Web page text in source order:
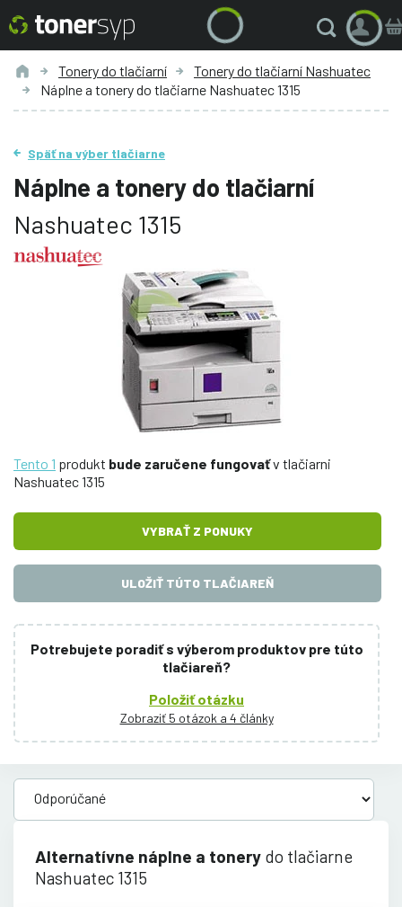
Tonery do tlačiarní
Tonery do tlačiarní Nashuatec
Náplne a tonery do tlačiarne Nashuatec 1315
Späť na výber tlačiarne
Náplne a tonery do tlačiarní
Nashuatec 1315
Tento 1 produkt bude zaručene fungovaťv tlačiarni
Nashuatec 1315
VYBRAŤ Z PONUKY
ULOŽIŤ TÚTO TLAČIAREŇ
Potrebujete poradiť s výberom produktov pre túto
tlačiareň?
Položiť otázku
Zobraziť 5 otázok a 4 články
Alternatívne náplne a tonery do tlačiarne
Nashuatec 1315